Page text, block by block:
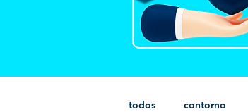
todos contorno